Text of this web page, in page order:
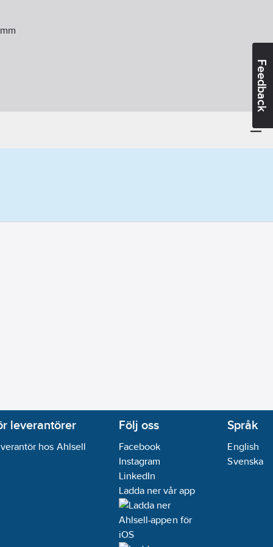
Feedback
leverantörer
hos Ahlsell
Följ oss
Facebook
Instagram
LinkedIn
Ladda ner vår app
Språk
English
Svenska